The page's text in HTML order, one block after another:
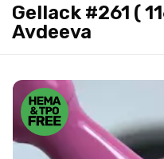
Gellack #261 (
Avdeeva